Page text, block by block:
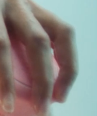
Benutzerkonto
Meine Geräte
Meine Bestellungen
Meine Adressen
Abonnements
Español
Português
Русский
繁體中文